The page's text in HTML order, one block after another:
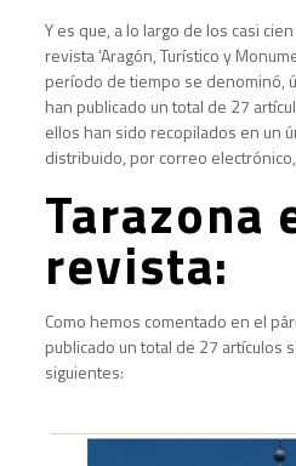
Y es que, a lo largo de los casi
revista ‘Aragón, Turístico y
período de tiempo se denominó,
han publicado un total de 27
ellos han sido recopilados en un
distribuido, por correo
Tarazona
revista:
Como hemos comentado en el
publicado un total de 27 artículos
siguientes: